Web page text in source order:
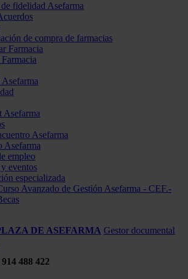
fidelidad Asefarma
de compra de farmacias
Farmacia
Asefarma
Asefarma
Asefarma
empleo
eventos
especializada
Avanzado de Gestión Asefarma - CEF.-
DE ASEFARMA Gestor documental
914 488 422